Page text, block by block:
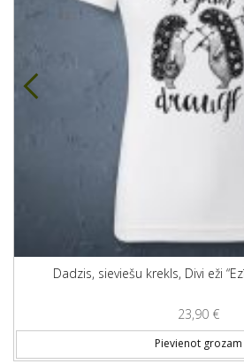
product has multiple variants. The
Dadzis, sieviešu krekls, Divi eži
23,90 €
Pievienot grozam